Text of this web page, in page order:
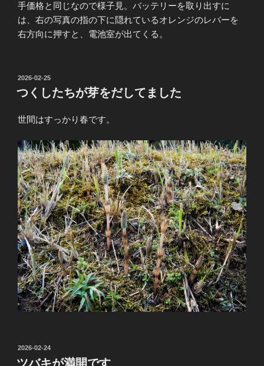
手価格と同じなので様子見。バッテリーを取り出すに
は、右の写真の指の下に隠れているオレンジのレバーを
右方向に押すと、電池室が出てくる。
投
稿
日:
2026-02-25
つくしたちが芽をだしてました
世間はすっかり春です。
投
稿
2026-02-24
ツバキが満開です